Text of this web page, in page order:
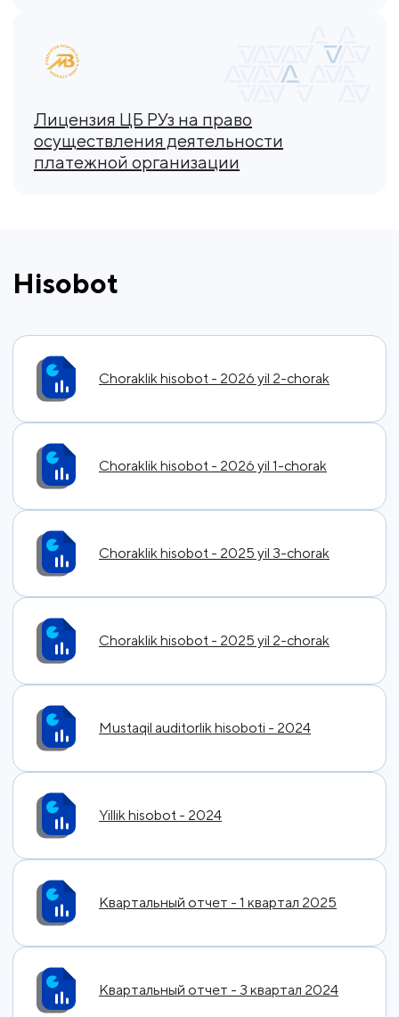
Лицензия ЦБ РУз на право
осуществления деятельности
платежной организации
Hisobot
Choraklik hisobot - 2026 yil 2-chorak
Choraklik hisobot - 2026 yil 1-chorak
Choraklik hisobot - 2025 yil 3-chorak
Choraklik hisobot - 2025 yil 2-chorak
Mustaqil auditorlik hisoboti - 2024
Yillik hisobot - 2024
Квартальный отчет - 1 квартал 2025
Квартальный отчет - 3 квартал 2024